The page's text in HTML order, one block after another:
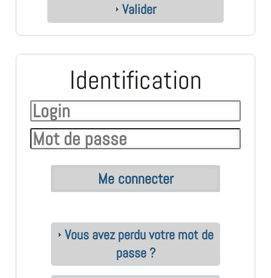
Valider
Identification
Vous avez perdu votre mot de
passe ?